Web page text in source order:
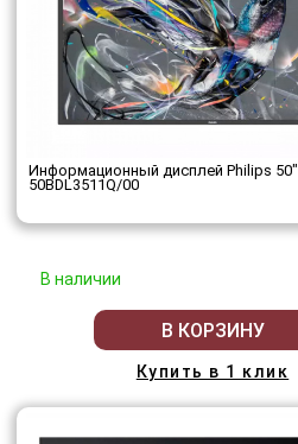
Информационный дисплей Philips 50"
50BDL3511Q/00
В наличии
В КОРЗИНУ
Купить в 1 клик